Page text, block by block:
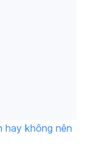
hay không nên